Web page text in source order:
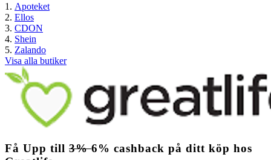
Apoteket
Ellos
CDON
Shein
Zalando
Visa alla butiker
Få Upp till 3%6% cashback på ditt köp hos